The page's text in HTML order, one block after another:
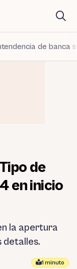
de banca
de
en inicio
la apertura
detalles.
1 minuto